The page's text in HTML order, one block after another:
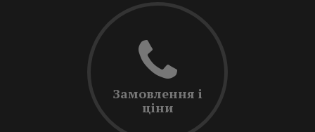
Замовлення і
ціни